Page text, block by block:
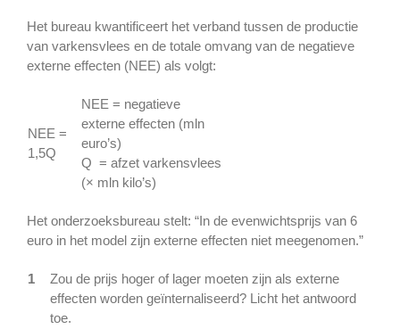
Het bureau kwantificeert het verband tussen de productie
van varkensvlees en de totale omvang van de negatieve
externe effecten (NEE) als volgt:
NEE =
1,5Q
NEE = negatieve
externe effecten (mln
euro’s)
Q = afzet varkensvlees
(× mln kilo’s)
Het onderzoeksbureau stelt: “In de evenwichtsprijs van 6
euro in het model zijn externe effecten niet meegenomen.”
1
Zou de prijs hoger of lager moeten zijn als externe
effecten worden geïnternaliseerd? Licht het antwoord
toe.